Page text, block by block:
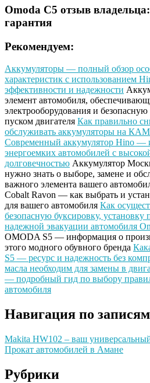
Omoda C5 отзыв
гарантия
Рекомендуем:
Аккумуляторы — полный обзор
характеристик с использованием
эффективности и надежности
элемент автомобиля,
электрооборудования и
пуском двигателя Как правильно
обслуживать аккумуляторы на
Современный аккумулятор Hino —
энергоемких автомобилей с
долговечностью Аккумулятор
нужно знать о выборе, замене и
важного элемента вашего
Cobalt Ravon — как выбрать и
для вашего автомобиля Как
безопасную буксировку,
надежной эвакуации автомобиля
OMODA S5 — информация о
этого модного обувного бренда
S5 — ресурс и надежность без
масла необходим для замены в
— подробный гид по выбору
автомобиля
Навигация по записям
Makita HW102 – ваш
Прокат автомобилей в Амане
Рубрики